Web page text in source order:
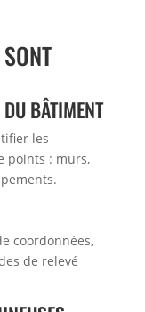
BÂTIMENT
les
points : murs,
coordonnées,
de relevé